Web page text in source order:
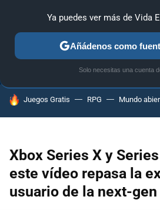
ANÁLISIS GUÍAS Y TRUCOS PC
HOY SE HABLA DE
Juegos Gratis RPG Mundo
Xbox Series X y
este vídeo repasa la
usuario de la next-
Ya puedes ver más de Vida
Añádenos como
Solo necesitas una cuenta